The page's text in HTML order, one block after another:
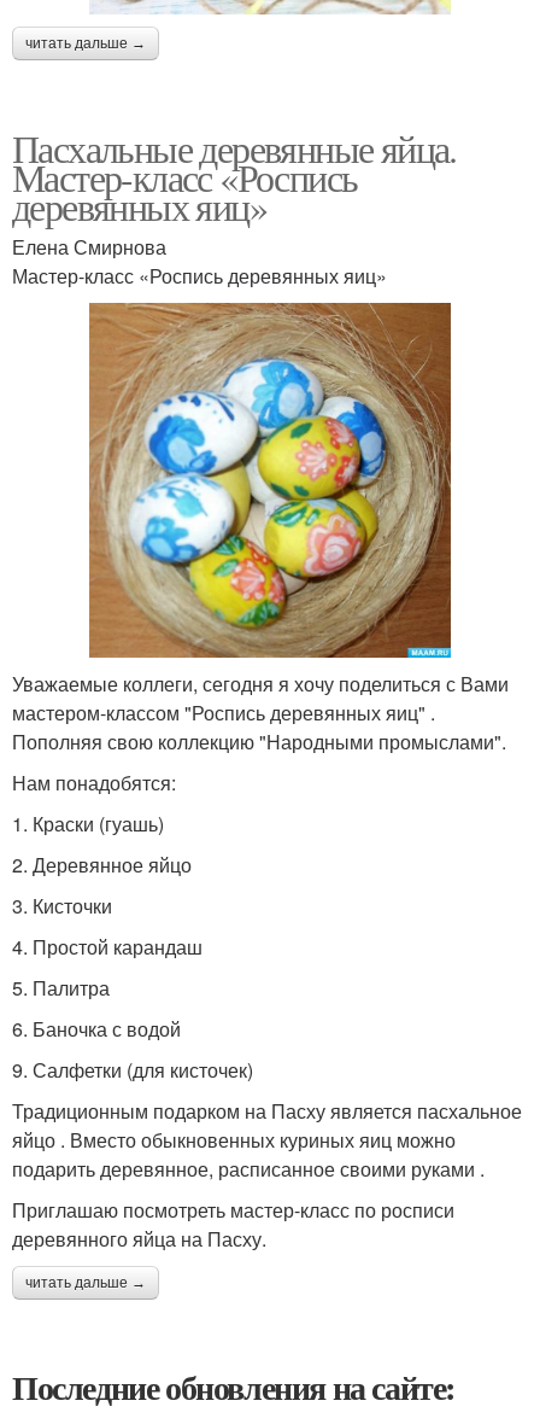
читать дальше →
Пасхальные деревянные яйца.
Мастер-класс «Роспись
деревянных яиц»
Елена Смирнова
Мастер-класс «Роспись деревянных яиц»
Уважаемые коллеги, сегодня я хочу поделиться с Вами
мастером-классом "Роспись деревянных яиц" .
Пополняя свою коллекцию "Народными промыслами".
Нам понадобятся:
1. Краски (гуашь)
2. Деревянное яйцо
3. Кисточки
4. Простой карандаш
5. Палитра
6. Баночка с водой
9. Салфетки (для кисточек)
Традиционным подарком на Пасху является пасхальное
яйцо . Вместо обыкновенных куриных яиц можно
подарить деревянное, расписанное своими руками .
Приглашаю посмотреть мастер-класс по росписи
деревянного яйца на Пасху.
читать дальше →
Последние обновления на сайте: